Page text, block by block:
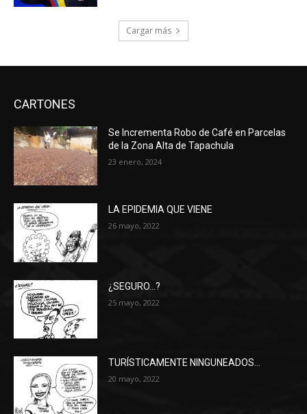
Cargar más
CARTONES
Se Incrementa Robo de Café en Parcelas
de la Zona Alta de Tapachula
23 enero, 2024
LA EPIDEMIA QUE VIENE
26 mayo, 2022
¿SEGURO…?
25 mayo, 2022
TURÍSTICAMENTE NINGUNEADOS…
20 mayo, 2022